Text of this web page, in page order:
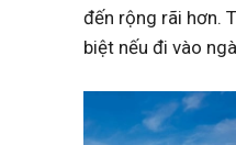
đến rộng rãi hơn.
biệt nếu đi vào